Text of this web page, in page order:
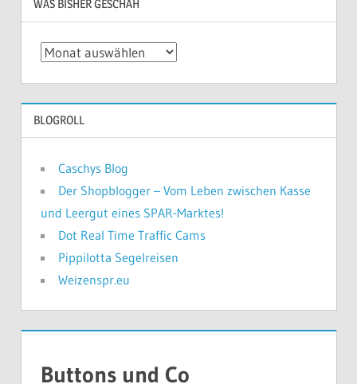
WAS BISHER GESCHAH
Was
BLOGROLL
Caschys Blog
Der Shopblogger – Vom Leben zwischen Kasse
und Leergut eines SPAR-Marktes!
Dot Real Time Traffic Cams
Pippilotta Segelreisen
Weizenspr.eu
Buttons und Co